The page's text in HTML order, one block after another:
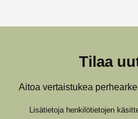
Tilaa
Aitoa vertaistukea
Lisätietoja henkilötietojen